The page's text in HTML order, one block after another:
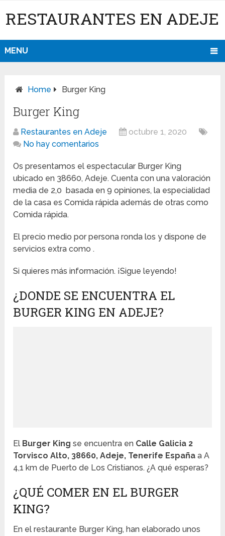
RESTAURANTES EN ADEJE
MENU
Home Burger King
Burger King
Restaurantes en Adeje
octubre 1, 2020
No hay comentarios
Os presentamos el espectacular Burger King
ubicado en 38660, Adeje. Cuenta con una valoración
media de 2,0 basada en 9 opiniones, la especialidad
de la casa es Comida rápida además de otras como
Comida rápida.
El precio medio por persona ronda los y dispone de
servicios extra como .
Si quieres más información. ¡Sigue leyendo!
¿DONDE SE ENCUENTRA EL
BURGER KING EN ADEJE?
El Burger King se encuentra en Calle Galicia 2
Torvisco Alto, 38660, Adeje, Tenerife España a A
4,1 km de Puerto de Los Cristianos. ¿A qué esperas?
¿QUÉ COMER EN EL BURGER
KING?
En el restaurante Burger King, han elaborado unos